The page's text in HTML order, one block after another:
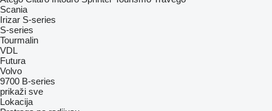
Scania
Irizar S-series
S-series
Tourmalin
VDL
Futura
Volvo
9700 B-series
prikaži sve
Lokacija